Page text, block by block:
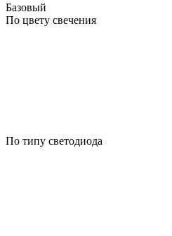
Базовый
По цвету свечения
По типу светодиода